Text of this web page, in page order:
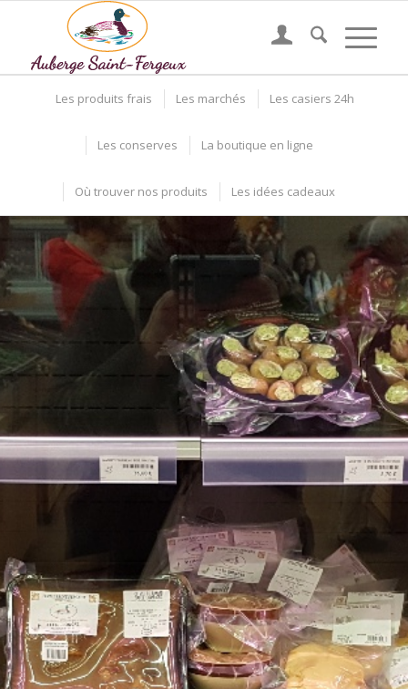
Les produits frais Les marchés Les casiers 24h
Les conserves La boutique en ligne
Où trouver nos produits Les idées cadeaux